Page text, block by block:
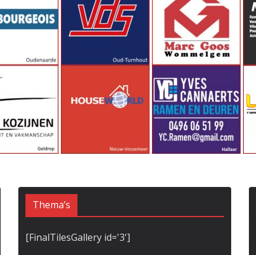
Thema’s
[FinalTilesGallery id='3']